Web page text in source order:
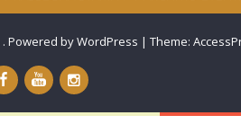
. Powered by WordPress | Theme: